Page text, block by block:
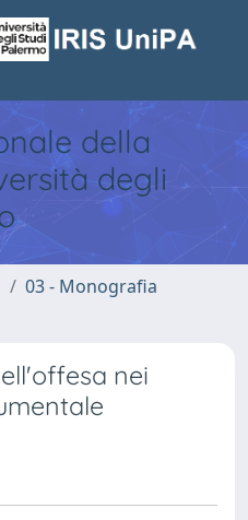
della
degli
03 - Monografia
nei